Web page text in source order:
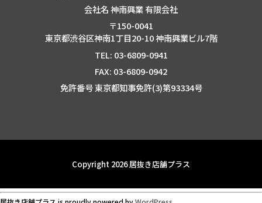
会社名 神南興業 有限会社
〒150-0041
東京都渋谷区神南1丁目20-10 神南興業ビル7階
TEL: 03-6809-0941
FAX: 03-6809-0942
免許番号 東京都知事免許(3)第93334号
Copyright 2026 居抜き店舗プラス